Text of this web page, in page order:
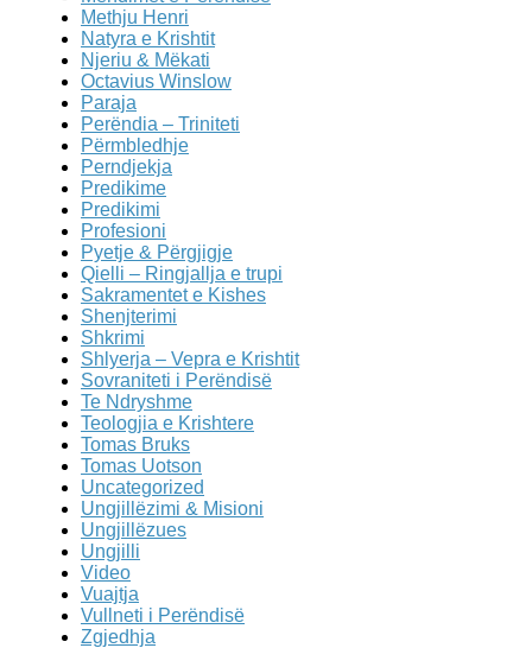
Methju Henri
Natyra e Krishtit
Njeriu & Mëkati
Octavius Winslow
Paraja
Perëndia – Triniteti
Përmbledhje
Perndjekja
Predikime
Predikimi
Profesioni
Pyetje & Përgjigje
Qielli – Ringjallja e trupi
Sakramentet e Kishes
Shenjterimi
Shkrimi
Shlyerja – Vepra e Krishtit
Sovraniteti i Perëndisë
Te Ndryshme
Teologjia e Krishtere
Tomas Bruks
Tomas Uotson
Uncategorized
Ungjillëzimi & Misioni
Ungjillëzues
Ungjilli
Video
Vuajtja
Vullneti i Perëndisë
Zgjedhja